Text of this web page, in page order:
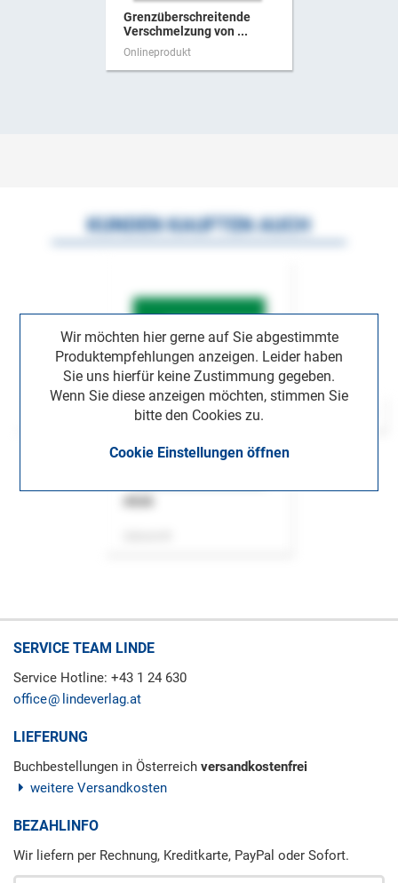
Grenzüberschreitende
Verschmelzung von ...
Onlineprodukt
Wir möchten hier gerne auf Sie abgestimmte
Produktempfehlungen anzeigen. Leider haben
Sie uns hierfür keine Zustimmung gegeben.
Wenn Sie diese anzeigen möchten, stimmen Sie
bitte den Cookies zu.
Cookie Einstellungen öffnen
KUNDEN KAUFTEN AUCH
SERVICE TEAM LINDE
Service Hotline: +43 1 24 630
office
lindeverlag.at
LIEFERUNG
Buchbestellungen in Österreich versandkostenfrei
weitere Versandkosten
BEZAHLINFO
Wir liefern per Rechnung, Kreditkarte, PayPal oder Sofort.